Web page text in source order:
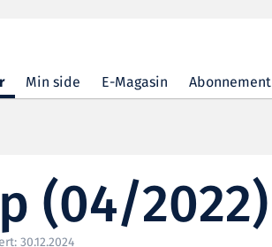
Min side E-Magasin Abonnement
(04/2022)
30.12.2024